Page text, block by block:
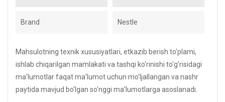
Brand Nestle
Mahsulotning texnik xususiyatlari, etkazib berish to'plami,
ishlab chiqarilgan mamlakati va tashqi ko'rinishi to'g'risidagi
ma'lumotlar faqat ma'lumot uchun mo'ljallangan va nashr
paytida mavjud bo'lgan so'nggi ma'lumotlarga asoslanadi.